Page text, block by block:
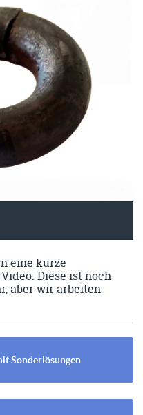
eine kurze
Diese ist noch
aber wir arbeiten
Sonderlösungen